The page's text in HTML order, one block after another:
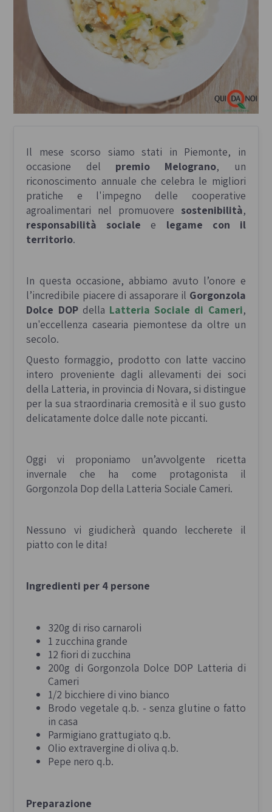
Il mese scorso siamo stati in Piemonte, in
occasione del premio Melograno, un
riconoscimento annuale che celebra le migliori
pratiche e l'impegno delle cooperative
agroalimentari nel promuovere sostenibilità,
responsabilità sociale e legame con il
territorio.
In questa occasione, abbiamo avuto l’onore e
l’incredibile piacere di assaporare il Gorgonzola
Dolce DOPdella Latteria Sociale di Cameri,
un'eccellenza casearia piemontese da oltre un
secolo.
Questo formaggio, prodotto con latte vaccino
intero proveniente dagli allevamenti dei soci
della Latteria, in provincia di Novara, si distingue
per la sua straordinaria cremosità e il suo gusto
delicatamente dolce dalle note piccanti.
Oggi vi proponiamo un’avvolgente ricetta
invernale che ha come protagonista il
Gorgonzola Dop della Latteria Sociale Cameri.
Nessuno vi giudicherà quando leccherete il
piatto con le dita!
Ingredienti per 4 persone
320g di riso carnaroli
1 zucchina grande
12 fiori di zucchina
200g di Gorgonzola Dolce DOP Latteria di
Cameri
1/2 bicchiere di vino bianco
Brodo vegetale q.b. - senza glutine o fatto
in casa
Parmigiano grattugiato q.b.
Olio extravergine di oliva q.b.
Pepe nero q.b.
Preparazione